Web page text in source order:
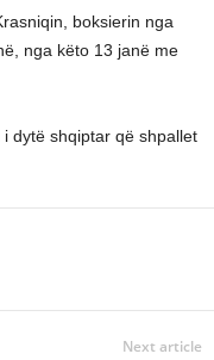
boksierin nga
nga këto 13 janë me
dytë shqiptar që shpallet
Next article